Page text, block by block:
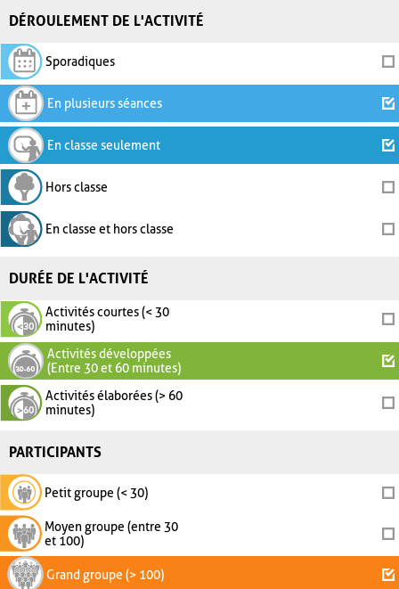
DÉROULEMENT DE L'ACTIVITÉ
Sporadiques
En plusieurs séances
En classe seulement
Hors classe
En classe et hors classe
DURÉE DE L'ACTIVITÉ
Activités courtes (< 30
minutes)
Activités développées
(Entre 30 et 60 minutes)
Activités élaborées (> 60
minutes)
PARTICIPANTS
Petit groupe (< 30)
Moyen groupe (entre 30
et 100)
Grand groupe (> 100)